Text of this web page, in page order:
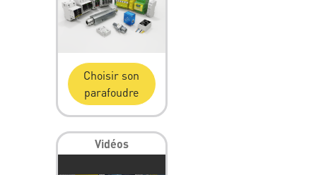
Choisir son
parafoudre
Vidéos